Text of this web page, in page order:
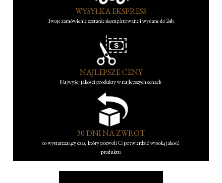
WYSYŁKA EKSPRESS
Twoje zamówienie zostanie skompletowane i wysłane do 24h
NAJLEPSZE CENY
Najwyżej jakości produkty w najlepszych cenach
30 DNI NA ZWROT
to wystarczający czas, który pozwoli Ci potwierdzić wysoką jakość
produktu